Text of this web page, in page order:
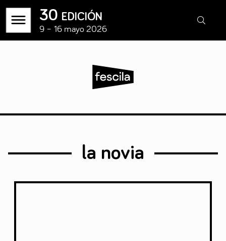
30 edición
9 – 16 mayo 2026
la novia